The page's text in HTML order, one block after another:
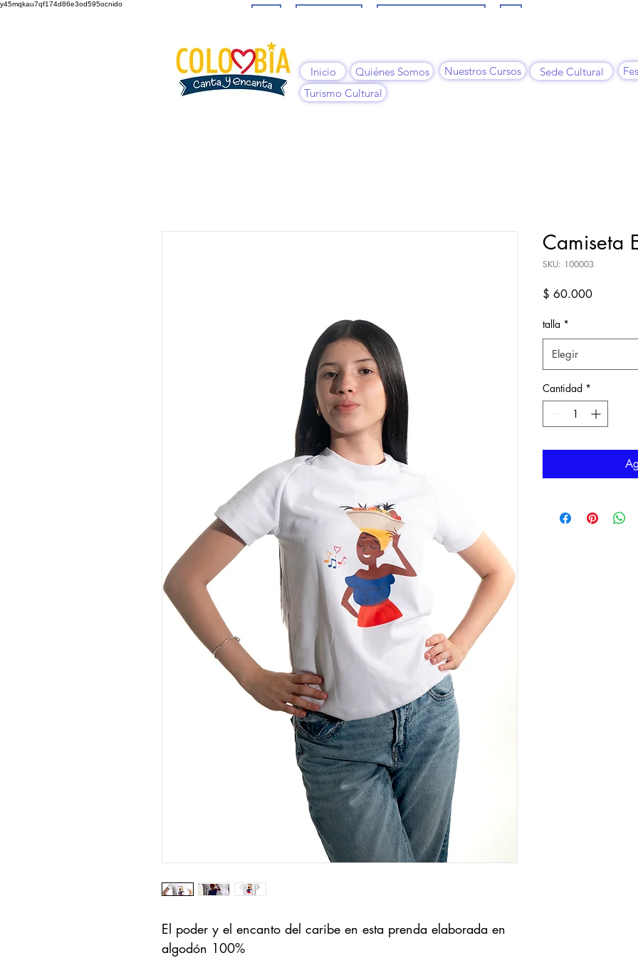
y45mqkau7qf174d86e3od595ocnido
Inicio Quiénes Somos Nuestros Cursos Sede Cultural
Turismo Cultural
El poder y el encanto del caribe en esta prenda elaborada en
algodón 100%
Camiseta
SKU: 100003
$ 60.000Precio
talla *
Elegir
Cantidad *